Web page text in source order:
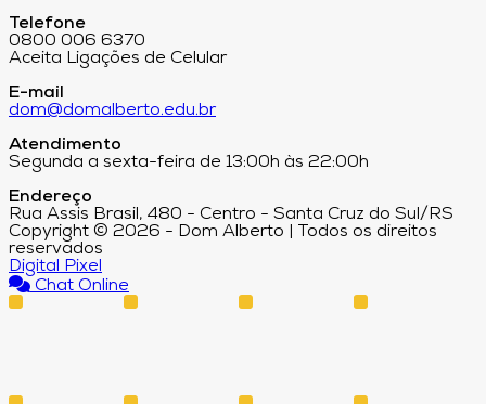
Telefone
0800 006 6370
Aceita Ligações de Celular
E-mail
dom@domalberto.edu.br
Atendimento
Segunda a sexta-feira de 13:00h às 22:00h
Endereço
Rua Assis Brasil, 480 - Centro - Santa Cruz do Sul/RS
Copyright © 2026 - Dom Alberto | Todos os direitos
reservados
Digital Pixel
Chat Online